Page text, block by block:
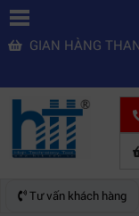
GIAN HÀNG
Tư vấn khách hàng